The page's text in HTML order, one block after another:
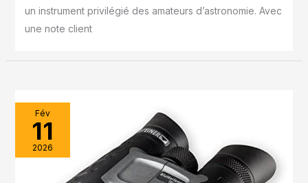
un instrument privilégié des amateurs d’astronomie. Avec
une note client
Fév
11
2026